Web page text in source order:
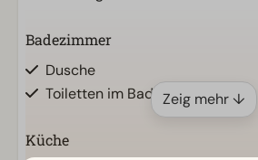
Badezimmer
Dusche
Toiletten im Badezimmer: 1
Küche
Zeig mehr ↓